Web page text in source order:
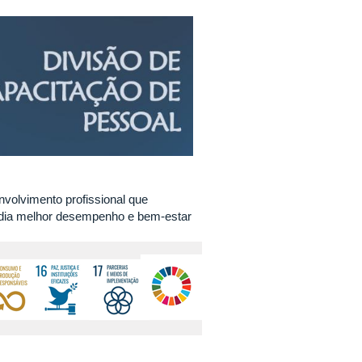
profissional que
melhor desempenho e bem-estar